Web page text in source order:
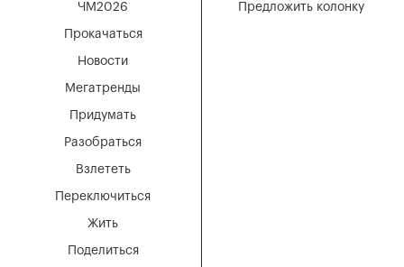
Мегатренды
Придумать
Разобраться
Взлететь
Новости
Переключиться
Жить
Поделиться
ЧМ2026
Прокачаться
Предложить колонку